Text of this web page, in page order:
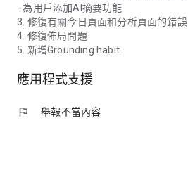
- 為用戶添加AI摘要功能
3. 修復有關今日頁面和分析頁面的錯誤
4. 修復佈局問題
5. 新增Grounding habit
應用程式支援
flag 舉報不當內容